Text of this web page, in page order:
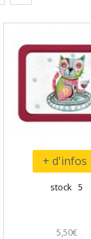
+ d'infos
stock 5
5,50€